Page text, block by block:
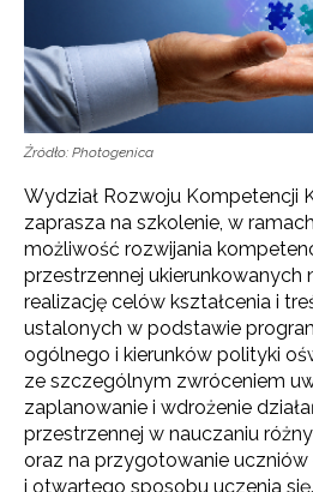
Źródło: Photogenica
Wydział Rozwoju Kompetencji
zaprasza na szkolenie, w
możliwość rozwijania
przestrzennej ukierunkowanych
realizację celów kształcenia i
ustalonych w podstawie
ogólnego i kierunków polityki
ze szczególnym zwróceniem
zaplanowanie i wdrożenie
przestrzennej w nauczaniu
oraz na przygotowanie
i otwartego sposobu uczenia się.